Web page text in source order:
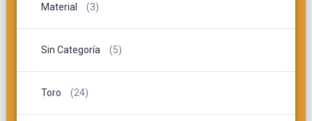
Material (3)
Sin Categoría (5)
Toro (24)